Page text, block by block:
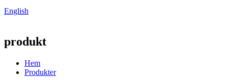
English
produkt
Hem
Produkter